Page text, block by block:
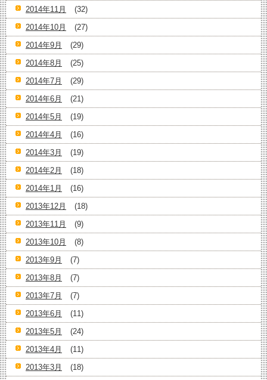
2014年11月
(32)
2014年10月
(27)
2014年9月
(29)
2014年8月
(25)
2014年7月
(29)
2014年6月
(21)
2014年5月
(19)
2014年4月
(16)
2014年3月
(19)
2014年2月
(18)
2014年1月
(16)
2013年12月
(18)
2013年11月
(9)
2013年10月
(8)
2013年9月
(7)
2013年8月
(7)
2013年7月
(7)
2013年6月
(11)
2013年5月
(24)
2013年4月
(11)
2013年3月
(18)